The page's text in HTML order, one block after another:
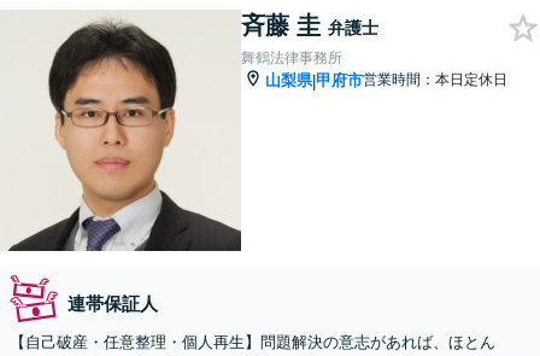
斉藤 圭 弁護士
舞鶴法律事務所
山梨県|甲府市営業時間：本日定休日
連帯保証人
【自己破産・任意整理・個人再生】問題解決の意志があれば、ほとん